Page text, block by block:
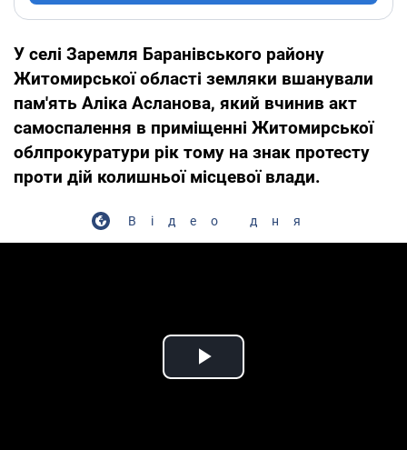
У селі Заремля Баранівського району
Житомирської області земляки вшанували
пам'ять Аліка Асланова, який вчинив акт
самоспалення в приміщенні Житомирської
облпрокуратури рік тому на знак протесту
проти дій колишньої місцевої влади.
Відео дня
Play Video